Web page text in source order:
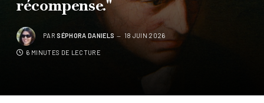
récompense."
PAR SÉPHORA DANIELS 18 JUIN 2026
6 MINUTES DE LECTURE